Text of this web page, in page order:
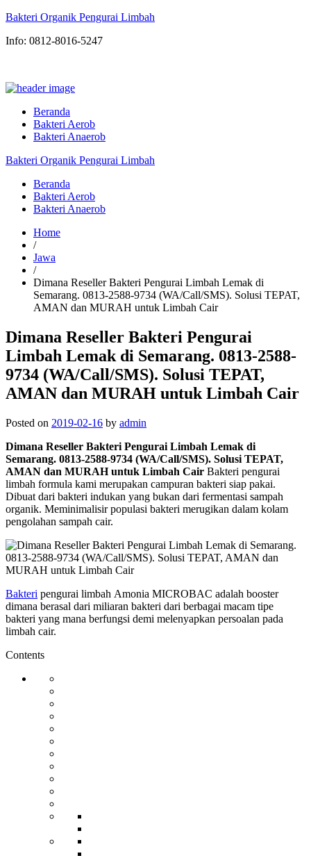
Bakteri Organik Pengurai Limbah
Info: 0812-8016-5247
Beranda
Bakteri Aerob
Bakteri Anaerob
Bakteri Organik Pengurai Limbah
Beranda
Bakteri Aerob
Bakteri Anaerob
Home
/
Jawa
/
Dimana Reseller Bakteri Pengurai Limbah Lemak di
Semarang. 0813-2588-9734 (WA/Call/SMS). Solusi TEPAT,
AMAN dan MURAH untuk Limbah Cair
Dimana Reseller Bakteri Pengurai
Limbah Lemak di Semarang. 0813-2588-
9734 (WA/Call/SMS). Solusi TEPAT,
AMAN dan MURAH untuk Limbah Cair
Posted on 2019-02-16 by admin
Dimana Reseller Bakteri Pengurai Limbah Lemak di
Semarang. 0813-2588-9734 (WA/Call/SMS). Solusi TEPAT,
AMAN dan MURAH untuk Limbah Cair Bakteri pengurai
limbah formula kami merupakan campuran bakteri siap pakai.
Dibuat dari bakteri indukan yang bukan dari fermentasi sampah
organik. Meminimalisir populasi bakteri merugikan dalam kolam
pengolahan sampah cair.
Bakteri pengurai limbah Amonia MICROBAC adalah booster
dimana berasal dari miliaran bakteri dari berbagai macam tipe
bakteri yang mana berfungsi demi melenyapkan persoalan pada
limbah cair.
Contents